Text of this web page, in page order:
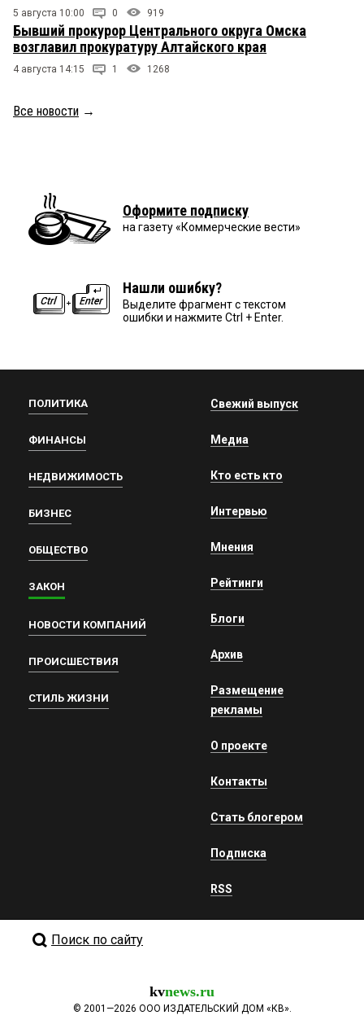
5 августа 10:00 0 919
Бывший прокурор Центрального округа Омска
возглавил прокуратуру Алтайского края
4 августа 14:15 1 1268
Все новости →
Оформите подписку
на газету «Коммерческие вести»
Нашли ошибку?
Выделите фрагмент с текстом
ошибки и нажмите Ctrl + Enter.
ПОЛИТИКА
ФИНАНСЫ
НЕДВИЖИМОСТЬ
БИЗНЕС
ОБЩЕСТВО
ЗАКОН
НОВОСТИ КОМПАНИЙ
ПРОИСШЕСТВИЯ
СТИЛЬ ЖИЗНИ
Свежий выпуск
Медиа
Кто есть кто
Интервью
Мнения
Рейтинги
Блоги
Архив
Размещение
рекламы
О проекте
Контакты
Стать блогером
Подписка
RSS
Поиск по сайту
kvnews.ru
© 2001—2026 ООО ИЗДАТЕЛЬСКИЙ ДОМ «КВ».